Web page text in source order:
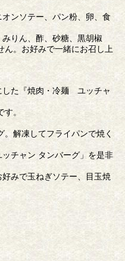
オンソテー、パン粉、卵、食
みりん、酢、砂糖、黒胡椒
。お好みで一緒にお召し上
した『焼肉・冷麺 ユッチャ
。
解凍してフライパンで焼く
チャン タンバーグ」を是非
みで玉ねぎソテー、目玉焼